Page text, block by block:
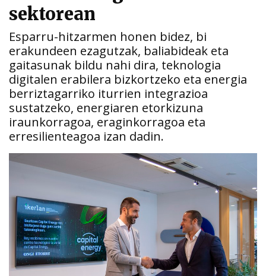
sektorean
Esparru-hitzarmen honen bidez, bi
erakundeen ezagutzak, baliabideak eta
gaitasunak bildu nahi dira, teknologia
digitalen erabilera bizkortzeko eta energia
berriztagarriko iturrien integrazioa
sustatzeko, energiaren etorkizuna
iraunkorragoa, eraginkorragoa eta
erresilienteagoa izan dadin.